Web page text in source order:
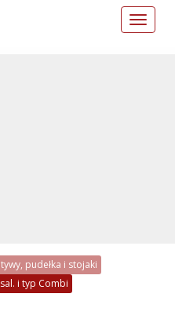
Toggle
pudełka i stojaki
i typ Combi